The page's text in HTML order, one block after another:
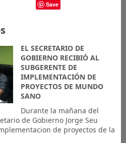
Save
EL SECRETARIO DE
GOBIERNO RECIBIÓ AL
SUBGERENTE DE
IMPLEMENTACIÓN DE
PROYECTOS DE MUNDO
SANO
Durante la mañana del
de Gobierno Jorge Seu
de proyectos de la